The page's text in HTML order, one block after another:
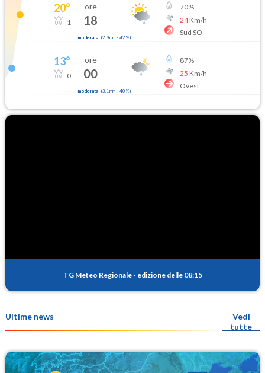
20°
1
ore
18
moderata (2.9mm- 42 %)
70%
24Km/h
Sud SO
13°
0
ore
00
moderata (3.1mm- 40 %)
87%
25 Km/h
Ovest
TG Meteo Regionale - edizione delle 08:15
Ultime news
Vedi
tutte